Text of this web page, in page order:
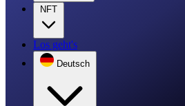
NFT
Los geht's
Deutsch